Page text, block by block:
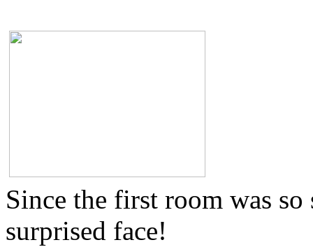
Since the first room was so
surprised face!